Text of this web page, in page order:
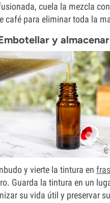
cuela la mezcla
café para eliminar toda la
y almacenar
y vierte la tintura en
Guarda la tintura en un
su vida útil y preservar